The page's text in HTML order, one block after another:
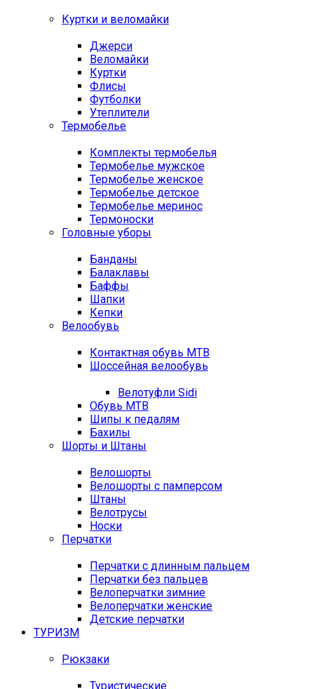
Куртки и веломайки
Джерси
Веломайки
Куртки
Флисы
Футболки
Утеплители
Термобелье
Комплекты термобелья
Термобелье мужское
Термобелье женское
Термобелье детское
Термобелье меринос
Термоноски
Головные уборы
Банданы
Балаклавы
Баффы
Шапки
Кепки
Велообувь
Контактная обувь MTB
Шоссейная велообувь
Велотуфли Sidi
Обувь MTB
Шипы к педалям
Бахилы
Шорты и Штаны
Велошорты
Велошорты с памперсом
Штаны
Велотрусы
Носки
Перчатки
Перчатки с длинным пальцем
Перчатки без пальцев
Велоперчатки зимние
Велоперчатки женские
Детские перчатки
ТУРИЗМ
Рюкзаки
Туристические